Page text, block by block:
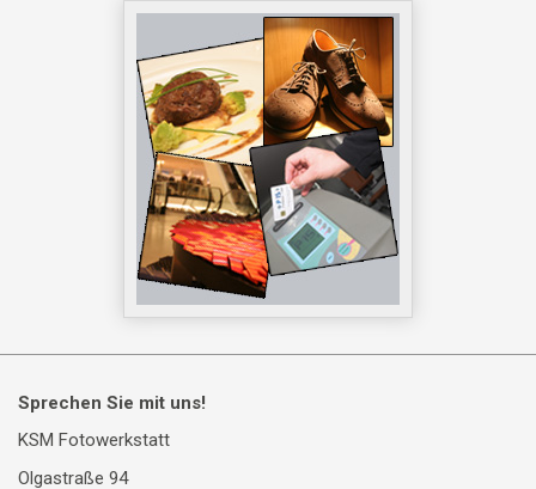
Sprechen Sie mit uns!
KSM Fotowerkstatt
Olgastraße 94